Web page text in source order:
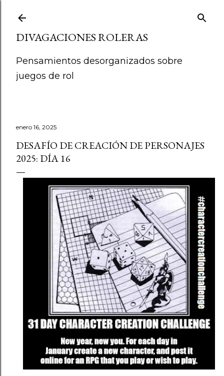
DIVAGACIONES ROLERAS
Pensamientos desorganizados sobre
juegos de rol
enero 16, 2025
DESAFÍO DE CREACIÓN DE PERSONAJES
2025: DÍA 16